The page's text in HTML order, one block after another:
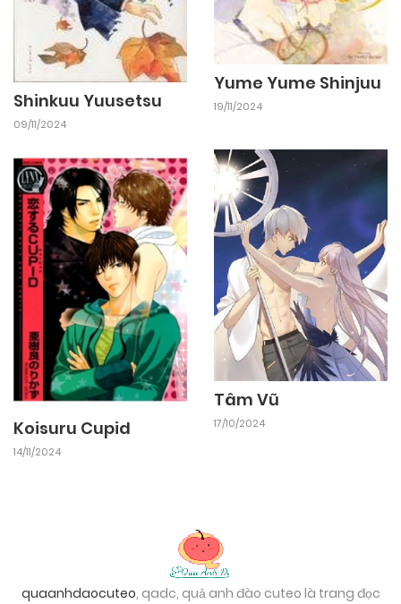
Shinkuu Yuusetsu
09/11/2024
Yume Yume Shinjuu
19/11/2024
Koisuru Cupid
14/11/2024
Tâm Vũ
17/10/2024
quaanhdaocuteo, qadc, quả anh đào cuteo là trang đọc